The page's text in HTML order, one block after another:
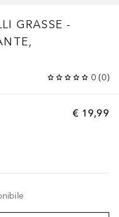
GRASSE -
0 (0)
€ 19,99